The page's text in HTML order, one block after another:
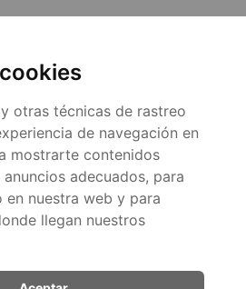
otras técnicas de rastreo
de navegación en
mostrarte contenidos
adecuados, para
nuestra web y para
llegan nuestros